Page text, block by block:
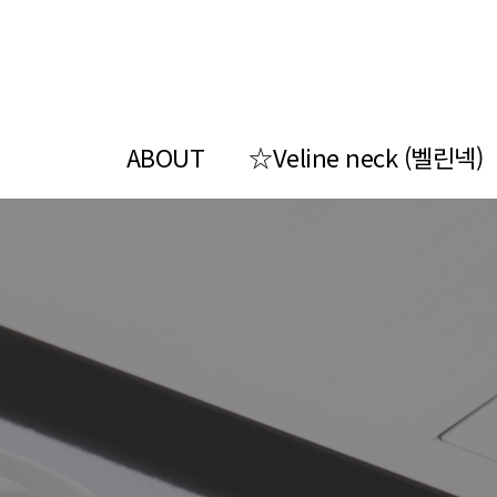
ABOUT ☆Veline neck (벨린넥)